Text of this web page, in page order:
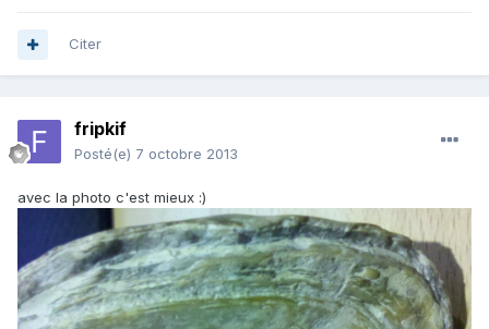
Citer
fripkif
Posté(e) 7 octobre 2013
avec la photo c'est mieux :)